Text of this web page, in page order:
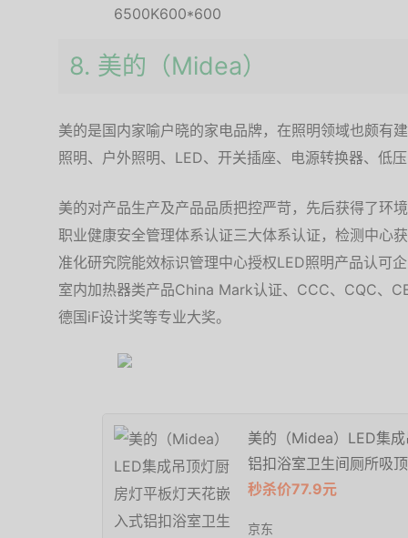
8. 美的（Midea）
美的是国内家喻户晓的家电品牌，在照明领域也颇有
照明、户外照明、LED、开关插座、电源转换器、低
美的对产品生产及产品品质把控严苛，先后获得了环
职业健康安全管理体系认证三大体系认证，检测中心
准化研究院能效标识管理中心授权LED照明产品认可
室内加热器类产品China Mark认证、CCC、CQC、
德国iF设计奖等专业大奖。
美的（Midea）LED集
铝扣浴室卫生间厕所吸
秒杀价77.9元
京东